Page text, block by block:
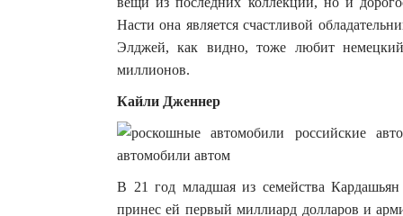
Насти она является счастливой
Элджей, как видно, тоже любит
миллионов.
Кайли Дженнер
В 21 год младшая из семейства
принес ей первый миллиард долларов и